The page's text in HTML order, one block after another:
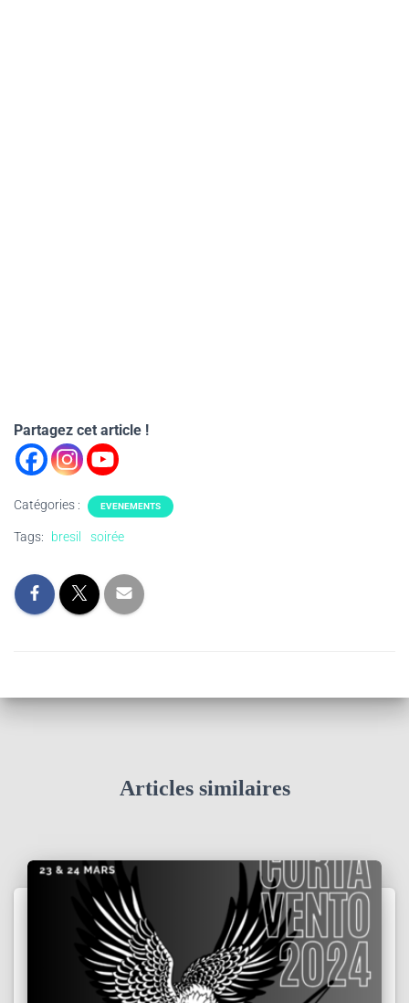
Partagez cet article !
Catégories : EVENEMENTS
Tags: bresil soirée
Articles similaires